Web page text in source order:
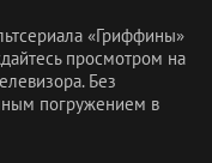
«Гриффины»
просмотром на
Без
погружением в